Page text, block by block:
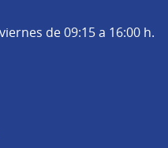
de 09:15 a 16:00 h.